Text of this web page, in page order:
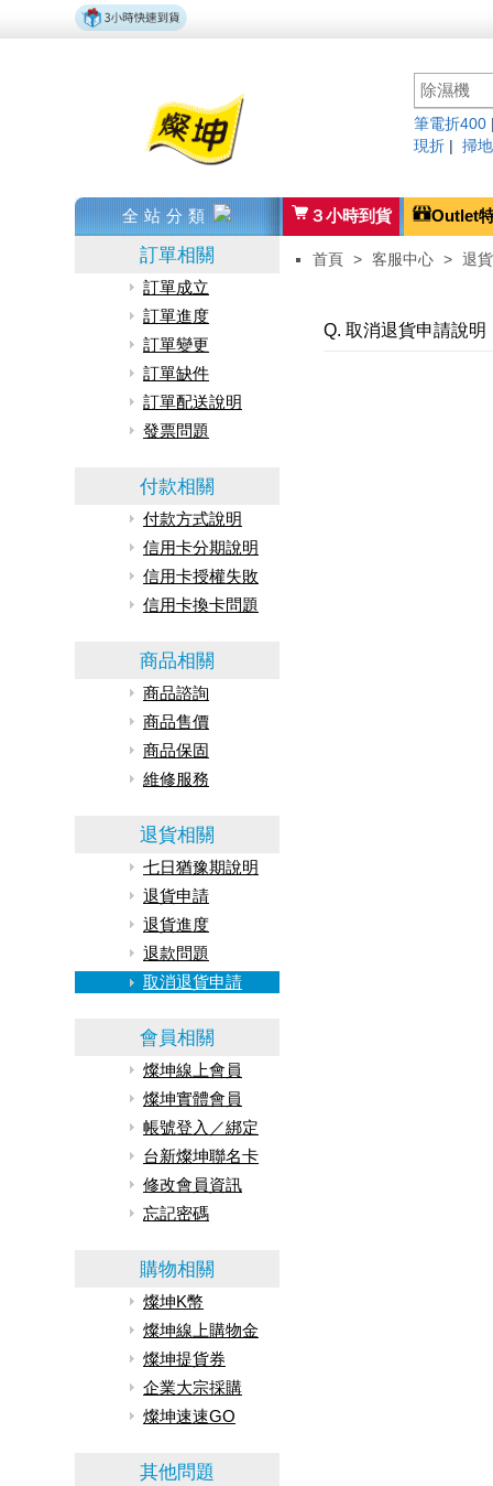
筆電折400
現折
掃
全站分類 ３小時到貨 Outlet
訂單相關
訂單成立
訂單進度
訂單變更
訂單缺件
訂單配送說明
發票問題
付款相關
付款方式說明
信用卡分期說明
信用卡授權失敗
信用卡換卡問題
商品相關
商品諮詢
商品售價
商品保固
維修服務
退貨相關
七日猶豫期說明
退貨申請
退貨進度
退款問題
取消退貨申請
會員相關
燦坤線上會員
燦坤實體會員
帳號登入／綁定
台新燦坤聯名卡
修改會員資訊
忘記密碼
購物相關
燦坤K幣
燦坤線上購物金
燦坤提貨券
企業大宗採購
燦坤速速GO
其他問題
首頁 > 客服中心 > 退
Q. 取消退貨申請說明